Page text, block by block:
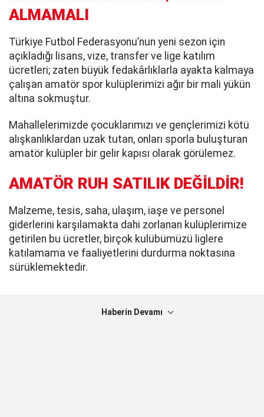
ALMAMALI
Türkiye Futbol Federasyonu’nun yeni sezon için
açıkladığı lisans, vize, transfer ve lige katılım
ücretleri; zaten büyük fedakârlıklarla ayakta kalmaya
çalışan amatör spor kulüplerimizi ağır bir mali yükün
altına sokmuştur.
Mahallelerimizde çocuklarımızı ve gençlerimizi kötü
alışkanlıklardan uzak tutan, onları sporla buluşturan
amatör kulüpler bir gelir kapısı olarak görülemez.
AMATÖR RUH SATILIK DEĞİLDİR!
Malzeme, tesis, saha, ulaşım, iaşe ve personel
giderlerini karşılamakta dahi zorlanan kulüplerimize
getirilen bu ücretler, birçok kulübümüzü liglere
katılamama ve faaliyetlerini durdurma noktasına
sürüklemektedir.
Haberin Devamı